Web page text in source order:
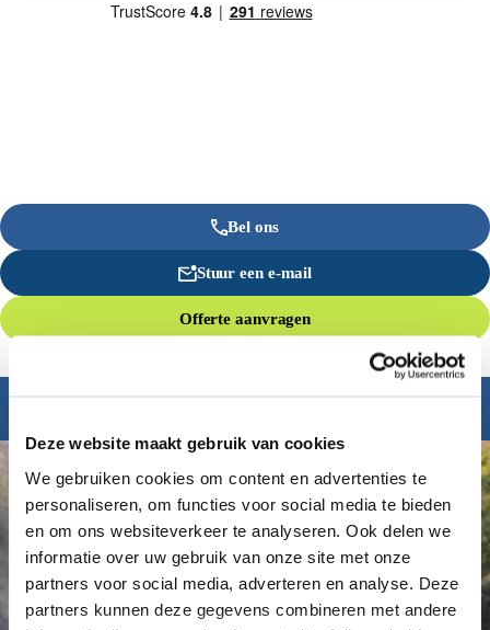
Deze website maakt gebruik van cookies
We gebruiken cookies om content en advertenties te
personaliseren, om functies voor social media te bieden
en om ons websiteverkeer te analyseren. Ook delen we
informatie over uw gebruik van onze site met onze
partners voor social media, adverteren en analyse. Deze
partners kunnen deze gegevens combineren met andere
Bel ons
Stuur een e-mail
Offerte aanvragen